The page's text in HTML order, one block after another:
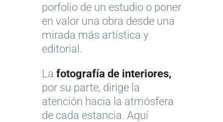
porfolio de un estudio o poner
en valor una obra desde una
mirada más artística y
editorial.
La fotografía de interiores,
por su parte, dirige la
atención hacia la atmósfera
de cada estancia. Aquí